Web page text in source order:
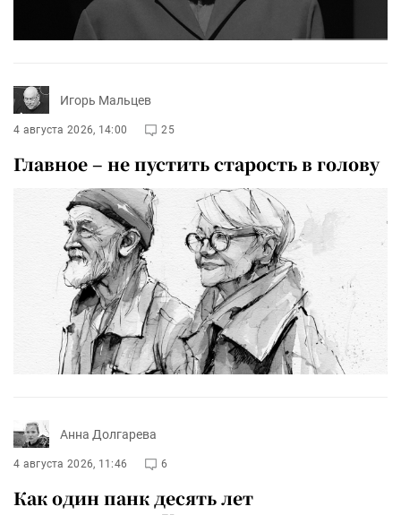
Игорь Мальцев
4 августа 2026, 14:00 25
Главное – не пустить старость в голову
Анна Долгарева
4 августа 2026, 11:46 6
Как один панк десять лет